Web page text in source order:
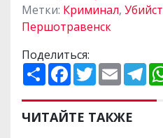
Метки: Криминал,
Першотравенск
Поделиться:
П
о
и
р
и
F
a
e
b
o
T
w
t
t
e
E
m
i
l
T
e
e
ЧИТАЙТЕ ТАКЖЕ